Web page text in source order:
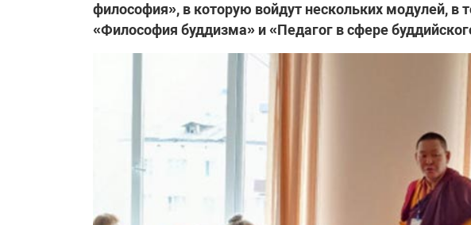
философия», в которую войдут нескольких модулей, в
«Философия буддизма» и «Педагог в сфере